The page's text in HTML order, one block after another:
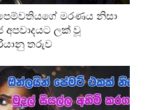
මරණය නිසා
අපවාදයට ලක් වූ
තරුව